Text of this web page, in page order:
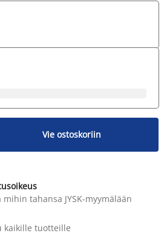
Vie ostoskoriin
tahansa JYSK-myymälään
kaikille tuotteille